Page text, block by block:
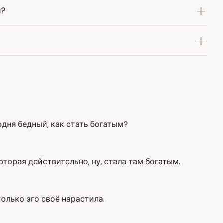
бедный, как стать богатым?
действительно, ну, стала там богатым.
эго своё нарастила.